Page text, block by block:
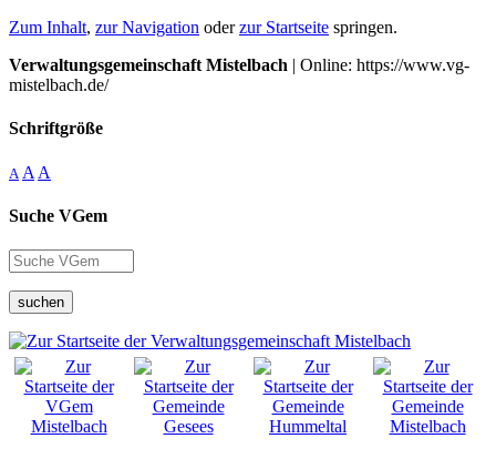
Zum Inhalt, zur Navigation oderzur Startseite springen.
Verwaltungsgemeinschaft Mistelbach | Online: https://www.vg-
mistelbach.de/
Schriftgröße
A A A
Suche VGem
suchen